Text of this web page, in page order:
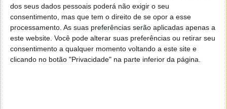
dos seus dados pessoais poderá não exigir o seu
consentimento, mas que tem o direito de se opor a esse
processamento. As suas preferências serão aplicadas apenas a
este website. Você pode alterar suas preferências ou retirar seu
consentimento a qualquer momento voltando a este site e
clicando no botão "Privacidade" na parte inferior da página.
Segundo informações daHuaweidevemos:
Combinar os recursos e as competências das
diferentes equipas (armazenamento, segurança,
redes e sistemas), para obter a solução
abrangente necessária;